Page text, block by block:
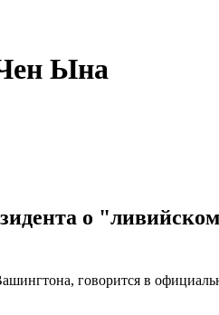
Ына
о
говорится в